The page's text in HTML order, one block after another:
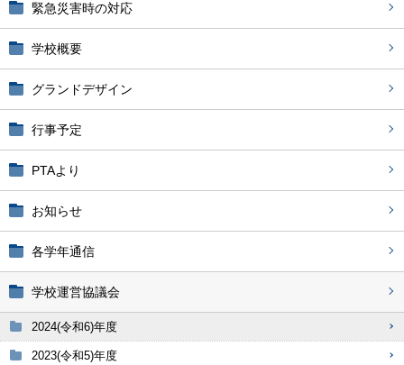
緊急災害時の対応
学校概要
グランドデザイン
行事予定
PTAより
お知らせ
各学年通信
学校運営協議会
2024(令和6)年度
2023(令和5)年度